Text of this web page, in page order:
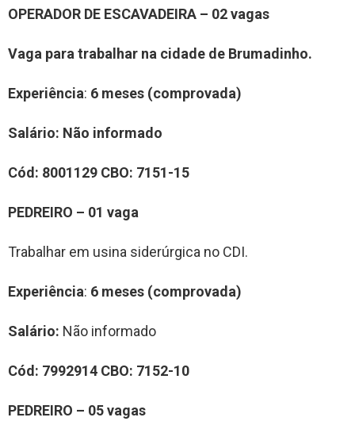
OPERADOR DE ESCAVADEIRA – 02 vagas
Vaga para trabalhar na cidade de Brumadinho.
Experiência: 6 meses (comprovada)
Salário: Não informado
Cód: 8001129 CBO: 7151-15
PEDREIRO – 01 vaga
Trabalhar em usina siderúrgica no CDI.
Experiência: 6 meses (comprovada)
Salário: Não informado
Cód: 7992914 CBO: 7152-10
PEDREIRO – 05 vagas